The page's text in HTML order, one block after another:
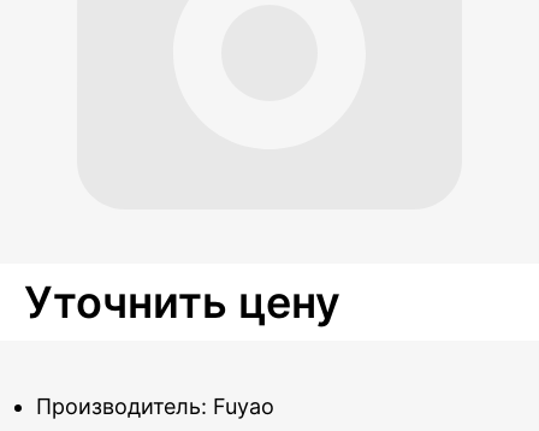
Уточнить цену
Производитель: Fuyao